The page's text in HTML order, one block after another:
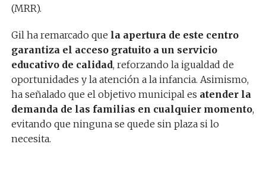
(MRR).
Gil ha remarcado que la apertura de este centro
garantiza el acceso gratuito a un servicio
educativo de calidad, reforzando la igualdad de
oportunidades y la atención a la infancia. Asimismo,
ha señalado que el objetivo municipal es atender la
demanda de las familias en cualquier momento,
evitando que ninguna se quede sin plaza si lo
necesita.